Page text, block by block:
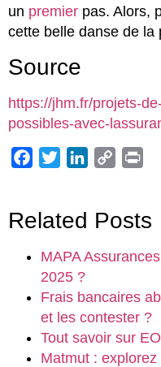
un premier pas. Alors,
cette belle danse de la
Source
https://jhm.fr/projets-
possibles-avec-
Facebook
TwitterLinkedIn
Copy
Related Posts
MAPA
2025 ?
Frais bancaires
et les contester ?
Tout savoir sur
Matmut :